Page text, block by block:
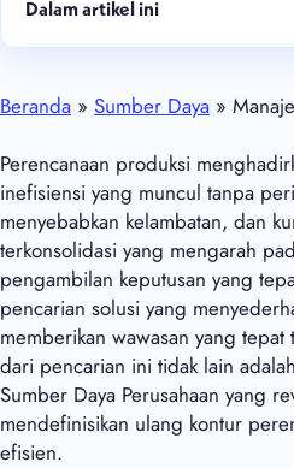
Dalam artikel ini
Beranda » Sumber Daya »
Perencanaan produksi
inefisiensi yang muncul tanpa
menyebabkan kelambatan, dan
terkonsolidasi yang mengarah
pengambilan keputusan yang
pencarian solusi yang
memberikan wawasan yang tepat
dari pencarian ini tidak lain
Sumber Daya Perusahaan yang
mendefinisikan ulang kontur
efisien.